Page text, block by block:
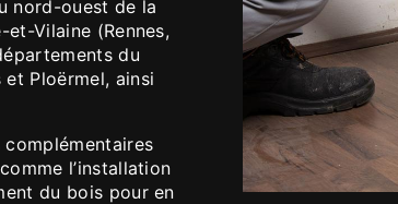
nord-ouest de la
et-Vilaine (Rennes,
du
Ploërmel, ainsi
l’installation
du bois pour en